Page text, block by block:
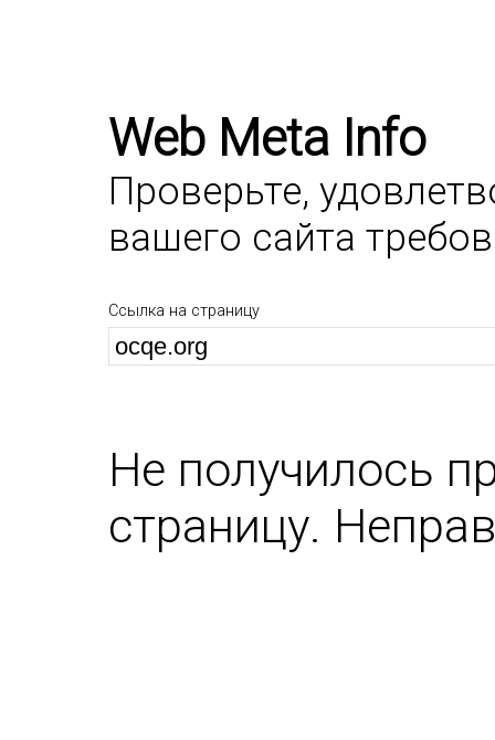
Web Meta Info
Проверьте,
вашего сайта
Ссылка на страницу
Не получилось
страницу.